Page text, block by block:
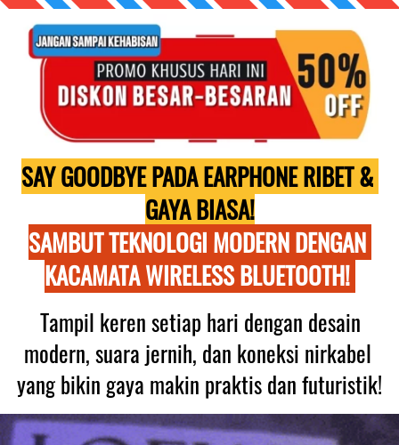
SAY GOODBYE PADA EARPHONE RIBET &
GAYA BIASA!
SAMBUT TEKNOLOGI MODERN DENGAN
KACAMATA WIRELESS BLUETOOTH!
modern, suara jernih, dan koneksi nirkabel